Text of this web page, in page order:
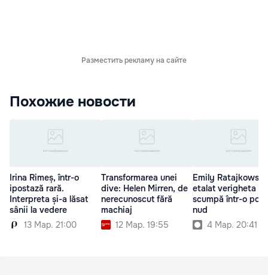
Разместить рекламу на сайте
Похожие новости
Irina Rimeș, într-o
ipostază rară.
Interpreta și-a lăsat
sânii la vedere
13 Мар. 21:00
Transformarea unei
dive: Helen Mirren, de
nerecunoscut fără
machiaj
12 Мар. 19:55
Emily
etalat verigheta
scumpă într-o poză
nud
4 Мар. 20:41